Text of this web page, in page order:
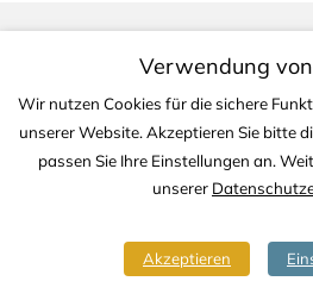
Verwendung von
Wir nutzen Cookies für die sichere
unserer Website. Akzeptieren Sie bitte
passen Sie Ihre Einstellungen an.
unserer
Akzeptieren